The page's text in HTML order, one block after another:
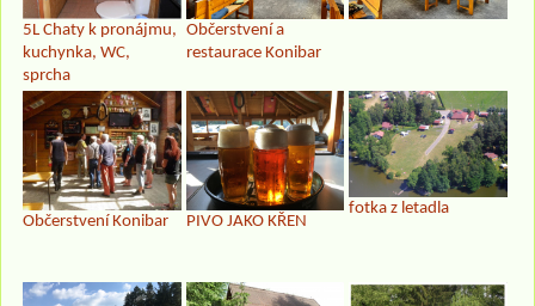
5L Chaty k pronájmu,
kuchynka, WC,
sprcha
Občerstvení a
restaurace Konibar
Občerstvení Konibar PIVO JAKO KŘEN
fotka z letadla